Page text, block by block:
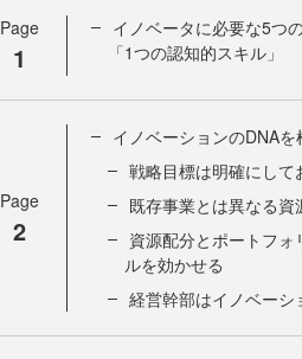
Page
1
イノベータに必要な5つ
「1つの認知的スキル」
Page
2
イノベーションのDNA
戦略目標は明確にして
既存事業とは異なる
資源配分とポートフ
ルを効かせる
経営幹部はイノベー